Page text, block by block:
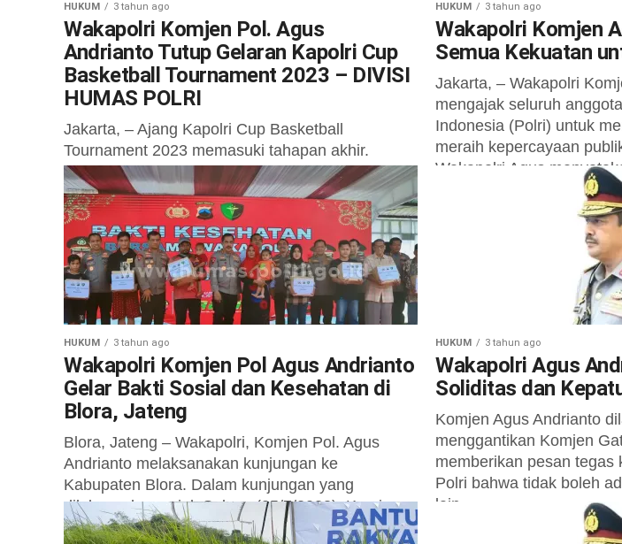
HUKUM 3 tahun ago
Wakapolri Komjen Pol. Agus
Andrianto Tutup Gelaran Kapolri Cup
Basketball Tournament 2023 – DIVISI
HUMAS POLRI
Jakarta, – Ajang Kapolri Cup Basketball
Tournament 2023 memasuki tahapan akhir.
Pertandingan final hari ini, Senin (07/08) digelar di
GOR Soemantri, Jakarta Selatan. Wakapolri
Komjen Pol....
HUKUM 3 tahun ago
Wakapolri Komjen
Semua Kekuatan
Jakarta, – Wakapolri
mengajak seluruh
Indonesia (Polri) untuk
meraih kepercayaan
Wakapolri Agus
HUKUM 3 tahun ago
Wakapolri Komjen Pol Agus Andrianto
Gelar Bakti Sosial dan Kesehatan di
Blora, Jateng
Blora, Jateng – Wakapolri, Komjen Pol. Agus
Andrianto melaksanakan kunjungan ke
Kabupaten Blora. Dalam kunjungan yang
dilaksanakan sejak Selasa (25/7/2023), Komjen
Agus meninjau pembangunan RS Bhayangkara...
HUKUM 3 tahun ago
Wakapolri Agus
Soliditas dan
Komjen Agus Andrianto
menggantikan Komjen
memberikan pesan tegas
Polri bahwa tidak boleh
lain...